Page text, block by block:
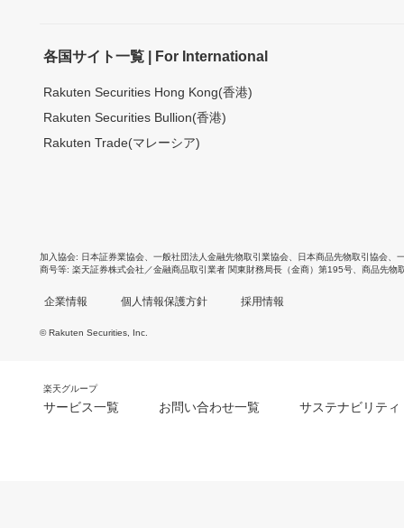
各国サイト一覧 | For International
Rakuten Securities Hong Kong(香港)
Rakuten Securities Bullion(香港)
Rakuten Trade(マレーシア)
加入協会 日本証券業協会 一般社団法人金融先物取引業協会 日本商品先物取引協会
商号等 楽天証券株式会社／金融商品取引業者 関東財務局長（金商）第195号、商品先物
企業情報 個人情報保護方針 採用情報
© Rakuten Securities, Inc.
楽天グループ
サービス一覧 お問い合わせ一覧 サステナビリティ